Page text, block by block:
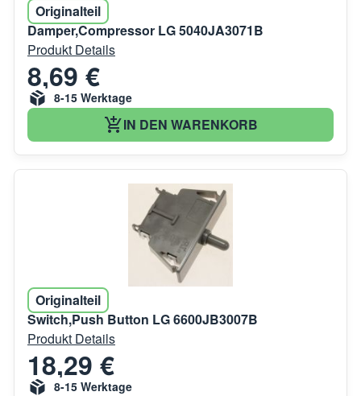
Originalteil
Damper,Compressor LG 5040JA3071B
Produkt Details
8,69 €
8-15 Werktage
IN DEN WARENKORB
Originalteil
Switch,Push Button LG 6600JB3007B
Produkt Details
18,29 €
8-15 Werktage